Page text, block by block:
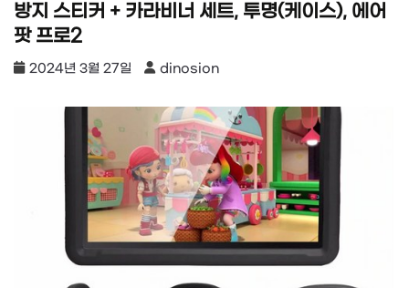
방지 스티커 + 카라비너 세트, 투명(케이스), 에어
팟 프로2
2024년 3월 27일 dinosion